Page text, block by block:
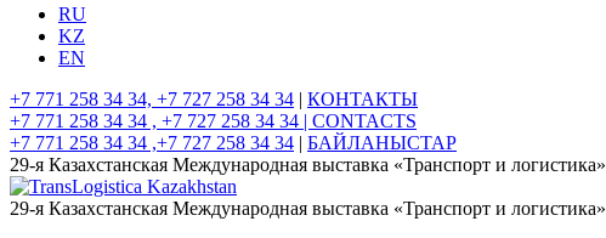
RU
KZ
EN
+7 771 258 34 34, +7 727 258 34 34 | КОНТАКТЫ
+7 771 258 34 34 , +7 727 258 34 34 | CONTACTS
+7 771 258 34 34 ,+7 727 258 34 34 | БАЙЛАНЫСТАР
29-я Казахстанская Международная выставка «Транспорт и логистика»
29-я Казахстанская Международная выставка «Транспорт и логистика»